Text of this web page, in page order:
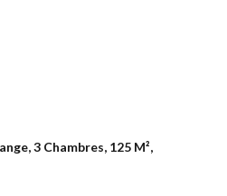
3 Chambres, 125 M²,